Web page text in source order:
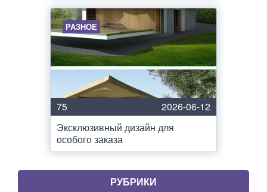
РАЗНОЕ
75
2026-06-12
Эксклюзивный дизайн для
особого заказа
РУБРИКИ